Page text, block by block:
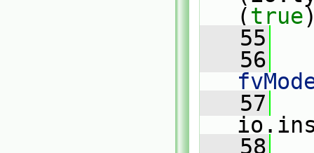
(true
   55
   56
   57
   58